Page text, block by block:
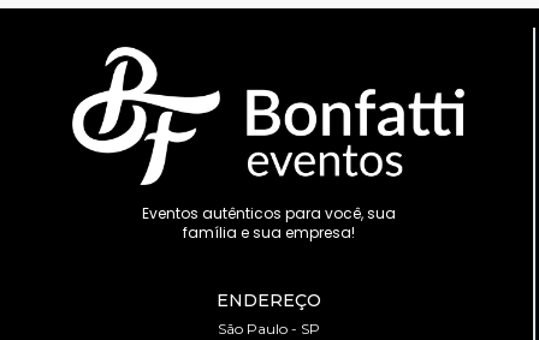
Eventos autênticos para você, sua
família e sua empresa!
ENDEREÇO
São Paulo - SP